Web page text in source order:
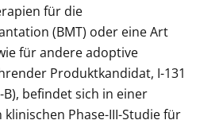
für die
(BMT) oder eine Art
für andere adoptive
Produktkandidat, I-131
befindet sich in einer
Phase-III-Studie für